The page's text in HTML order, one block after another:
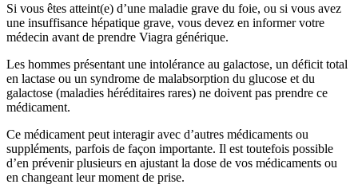
Si vous êtes atteint(e) d’une maladie grave du foie, ou si vous avez
une insuffisance hépatique grave, vous devez en informer votre
médecin avant de prendre Viagra générique.
Les hommes présentant une intolérance au galactose, un déficit total
en lactase ou un syndrome de malabsorption du glucose et du
galactose (maladies héréditaires rares) ne doivent pas prendre ce
médicament.
Ce médicament peut interagir avec d’autres médicaments ou
suppléments, parfois de façon importante. Il est toutefois possible
d’en prévenir plusieurs en ajustant la dose de vos médicaments ou
en changeant leur moment de prise.